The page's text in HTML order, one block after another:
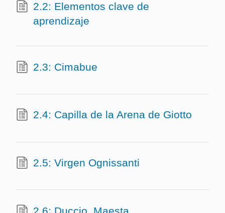
2.2: Elementos clave de
aprendizaje
2.3: Cimabue
2.4: Capilla de la Arena de Giotto
2.5: Virgen Ognissanti
2.6: Duccio, Maesta